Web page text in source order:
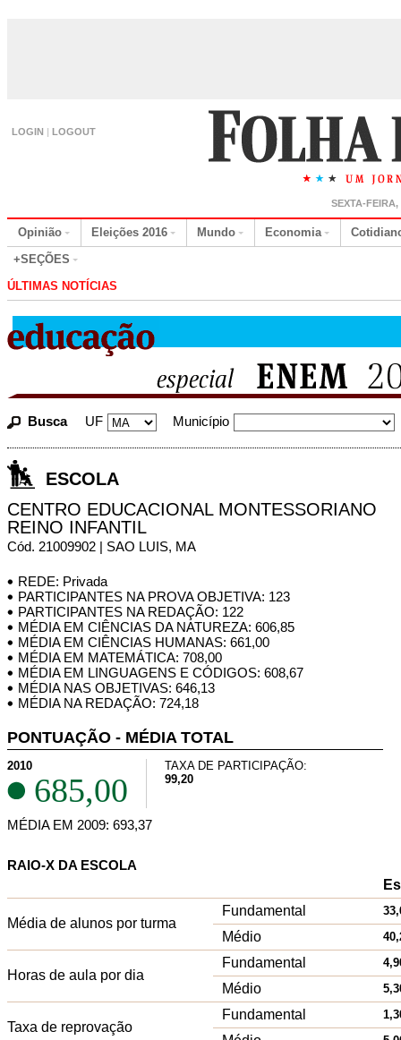
LOGIN | LOGOUT
SEXTA-
Opinião Eleições 2016 Mundo Economia
+SEÇÕES
ÚLTIMAS NOTÍCIAS
Busca UF Município
ESCOLA
CENTRO EDUCACIONAL MONTESSORIANO
REINO INFANTIL
Cód. 21009902 | SAO LUIS, MA
REDE: Privada
PARTICIPANTES NA PROVA OBJETIVA: 123
PARTICIPANTES NA REDAÇÃO: 122
MÉDIA EM CIÊNCIAS DA NATUREZA: 606,85
MÉDIA EM CIÊNCIAS HUMANAS: 661,00
MÉDIA EM MATEMÁTICA: 708,00
MÉDIA EM LINGUAGENS E CÓDIGOS: 608,67
MÉDIA NAS OBJETIVAS: 646,13
MÉDIA NA REDAÇÃO: 724,18
PONTUAÇÃO - MÉDIA TOTAL
2010
685,00
TAXA DE PARTICIPAÇÃO:
99,20
MÉDIA EM 2009: 693,37
RAIO-X DA ESCOLA
Média de alunos por turma
Fundamental
Médio
Horas de aula por dia
Fundamental
Médio
Taxa de reprovação
Fundamental